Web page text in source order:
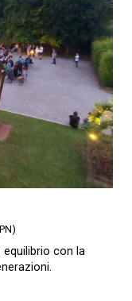
equilibrio con la